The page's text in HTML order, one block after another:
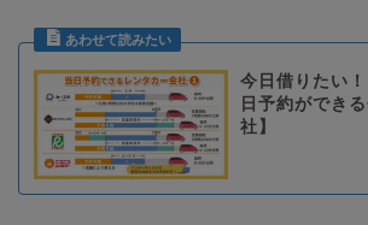
今日借りたい
日予約ができ
社】